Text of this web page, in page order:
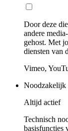
Door deze
andere
gehost. Met
diensten van
Vimeo,
Noodzakelijk
Altijd actief
Technisch
basisfuncties